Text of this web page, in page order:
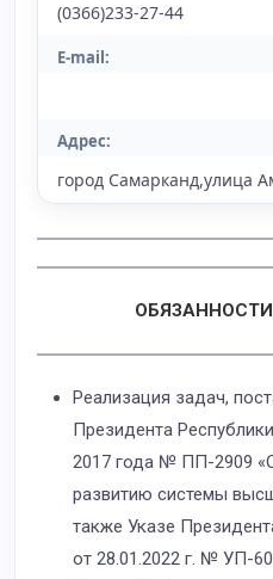
(0366)233-27-44
E-mail:
Адрес:
город Самарканд,улица
Реализация задач,
Президента
2017 года № ПП-2909
развитию системы
также Указе
от 28.01.2022 г. № УП-